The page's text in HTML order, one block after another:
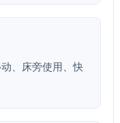
、床旁使用、快